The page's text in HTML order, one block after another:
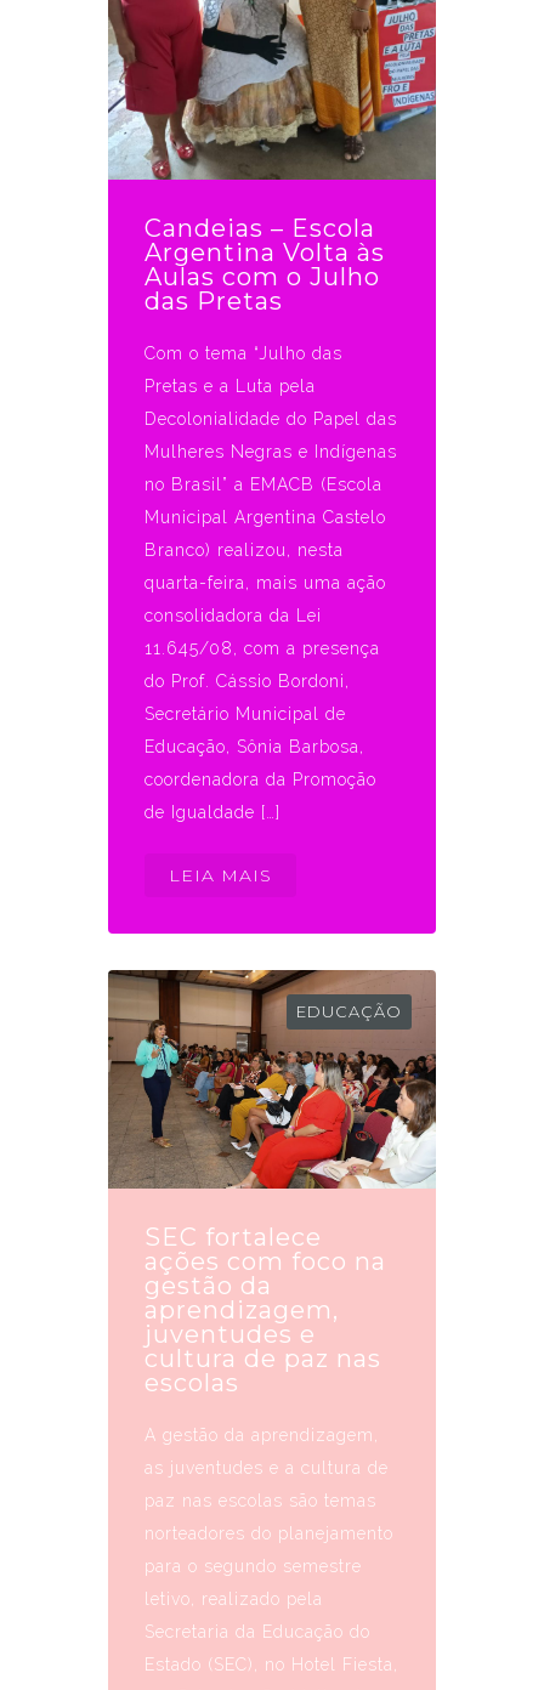
Candeias – Escola
Argentina Volta às
Aulas com o Julho
das Pretas
Com o tema “Julho das
Pretas e a Luta pela
Decolonialidade do Papel das
Mulheres Negras e Indígenas
no Brasil” a EMACB (Escola
Municipal Argentina Castelo
Branco) realizou, nesta
quarta-feira, mais uma ação
consolidadora da Lei
11.645/08, com a presença
do Prof. Cássio Bordoni,
Secretário Municipal de
Educação, Sônia Barbosa,
coordenadora da Promoção
de Igualdade […]
LEIA MAIS
EDUCAÇÃO
SEC fortalece
ações com foco na
gestão da
aprendizagem,
juventudes e
cultura de paz nas
escolas
A gestão da aprendizagem,
as juventudes e a cultura de
paz nas escolas são temas
norteadores do planejamento
para o segundo semestre
letivo, realizado pela
Secretaria da Educação do
Estado (SEC), no Hotel Fiesta,